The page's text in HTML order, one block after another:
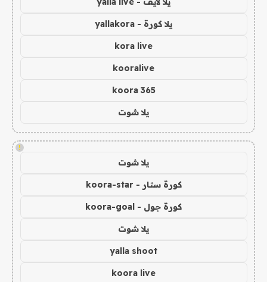
يلا كورة - yallakora
kora live
kooralive
koora 365
يلا شوت
!
يلا شوت
كورة ستار - koora-star
كورة جول - koora-goal
يلا شوت
yalla shoot
koora live